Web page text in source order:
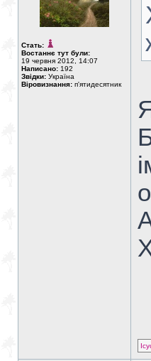
Стать:
Востаннє тут були:
19 червня 2012, 14:07
Написано: 192
Звідки: Україна
Віровизнання: п'ятидесятник